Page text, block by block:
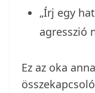
„Írj egy
agresszió
Ez az oka